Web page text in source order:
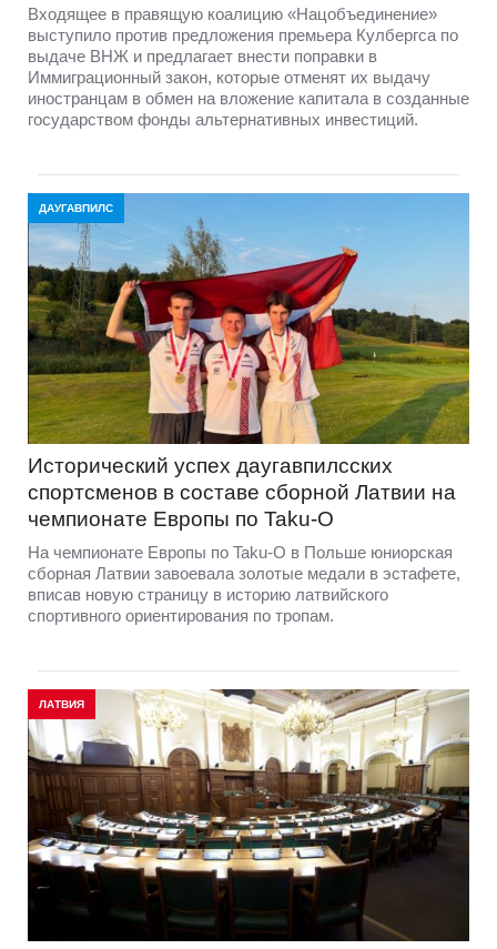
Входящее в правящую коалицию «Нацобъединение»
выступило против предложения премьера Кулбергса по
выдаче ВНЖ и предлагает внести поправки в
Иммиграционный закон, которые отменят их выдачу
иностранцам в обмен на вложение капитала в созданные
государством фонды альтернативных инвестиций.
ДАУГАВПИЛС
Исторический успех даугавпилсских
спортсменов в составе сборной Латвии на
чемпионате Европы по Taku-O
На чемпионате Европы по Taku-O в Польше юниорская
сборная Латвии завоевала золотые медали в эстафете,
вписав новую страницу в историю латвийского
спортивного ориентирования по тропам.
ЛАТВИЯ